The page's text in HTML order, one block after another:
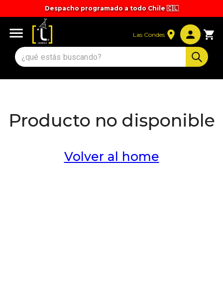
Despacho programado a todo Chile 🇨🇱
Tiempos y valores de despacho 🚚
Las Condes
Producto no disponible
Volver al home